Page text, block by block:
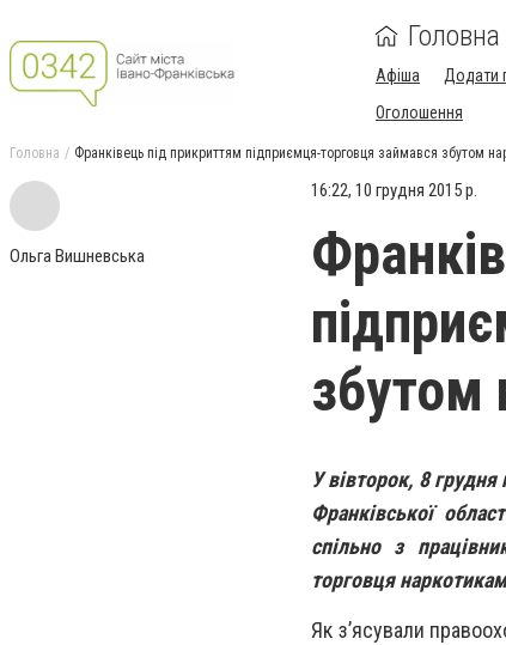
Головна
Афіша Додати
Оголошення
Головна Франківець під прикриттям підприємця-торговця займався збутом
Ольга Вишневська
16:22, 10 грудня 2015 р.
збутом
У вівторок, 8
Франківської
спільно з
торговця
Як з’ясували